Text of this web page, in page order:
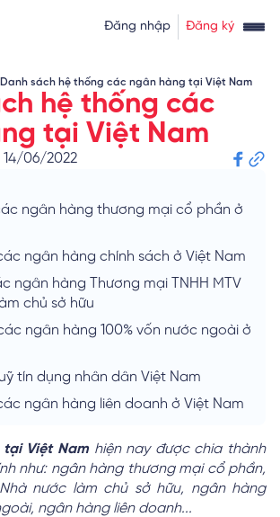
Đăng nhập Đăng ký
Tính lãi vay
Tỷ giá ngoại tệ
Về chúng tôi
Danh sách hệ thống các ngân hàng tại Việt Nam
hệ thống các
tại Việt Nam
14/06/2022
ngân hàng thương mại cổ phần ở
ngân hàng chính sách ở Việt Nam
ngân hàng Thương mại TNHH MTV
chủ sở hữu
ngân hàng 100% vốn nước ngoài ở
tín dụng nhân dân Việt Nam
ngân hàng liên doanh ở Việt Nam
Việt Nam hiện nay được chia thành
như: ngân hàng thương mại cổ phần,
nước làm chủ sở hữu, ngân hàng
ngân hàng liên doanh...